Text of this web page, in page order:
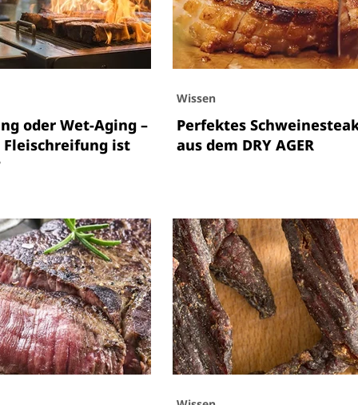
oder Wet-Aging –
Fleischreifung ist
Perfektes
aus dem DRY AGER
Wissen